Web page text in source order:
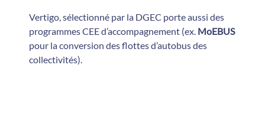
Vertigo, sélectionné par la DGEC porte aussi des
programmes CEE d’accompagnement (ex. MoEBUS
pour la conversion des flottes d’autobus des
collectivités).